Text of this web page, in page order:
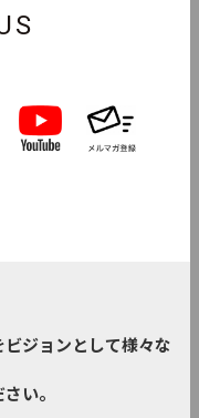
ジョンとして様々な
い。